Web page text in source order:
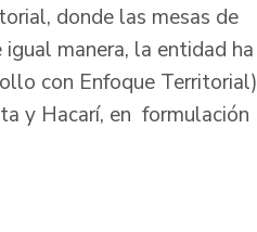
donde las mesas de
manera, la entidad ha
con Enfoque Territorial)
y Hacarí, en formulación